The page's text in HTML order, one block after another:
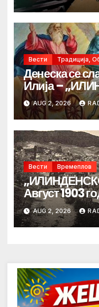
Вести Традиција,
Денеска се
Илија –
AUG 2, 2026
Вести Времеплов
Август 1903
AUG 2, 2026